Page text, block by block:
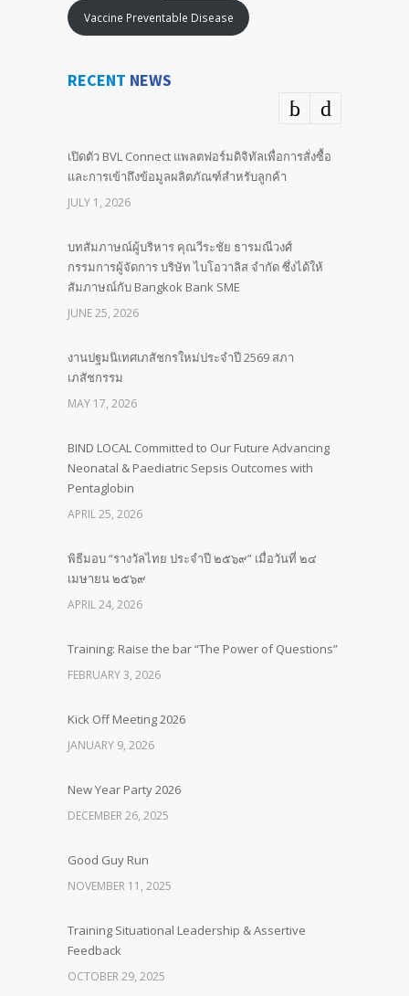
Vaccine Preventable Disease
RECENT NEWS
เปิดตัว BVL Connect แพลตฟอร์มดิจิทัลเพื่อการสั่งซื้อ
และการเข้าถึงข้อมูลผลิตภัณฑ์สำหรับลูกค้า
JULY 1, 2026
บทสัมภาษณ์ผู้บริหาร คุณวีระชัย ธารมณีวงศ์
กรรมการผู้จัดการ บริษัท ไบโอวาลิส จำกัด ซึ่งได้ให้
สัมภาษณ์กับ Bangkok Bank SME
JUNE 25, 2026
งานปฐมนิเทศเภสัชกรใหม่ประจำปี 2569 สภา
เภสัชกรรม
MAY 17, 2026
BIND LOCAL Committed to Our Future Advancing
Neonatal & Paediatric Sepsis Outcomes with
Pentaglobin
APRIL 25, 2026
พิธีมอบ “รางวัลไทย ประจำปี ๒๕๖๙” เมื่อวันที่ ๒๔
เมษายน ๒๕๖๙
APRIL 24, 2026
Training: Raise the bar “The Power of Questions”
FEBRUARY 3, 2026
Kick Off Meeting 2026
JANUARY 9, 2026
New Year Party 2026
DECEMBER 26, 2025
Good Guy Run
NOVEMBER 11, 2025
Training Situational Leadership & Assertive
Feedback
OCTOBER 29, 2025